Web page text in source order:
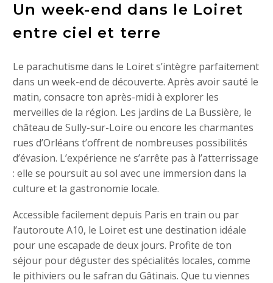
Un week-end dans le Loiret
entre ciel et terre
Le parachutisme dans le Loiret s’intègre parfaitement
dans un week-end de découverte. Après avoir sauté le
matin, consacre ton après-midi à explorer les
merveilles de la région. Les jardins de La Bussière, le
château de Sully-sur-Loire ou encore les charmantes
rues d’Orléans t’offrent de nombreuses possibilités
d’évasion. L’expérience ne s’arrête pas à l’atterrissage
: elle se poursuit au sol avec une immersion dans la
culture et la gastronomie locale.
Accessible facilement depuis Paris en train ou par
l’autoroute A10, le Loiret est une destination idéale
pour une escapade de deux jours. Profite de ton
séjour pour déguster des spécialités locales, comme
le pithiviers ou le safran du Gâtinais. Que tu viennes